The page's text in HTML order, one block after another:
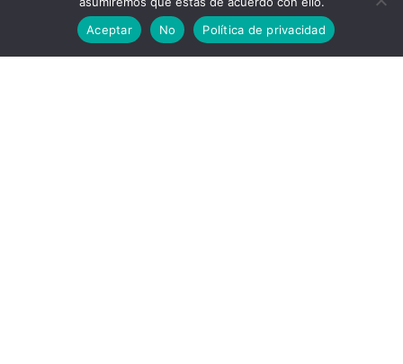
Aceptar
No Política de privacidad